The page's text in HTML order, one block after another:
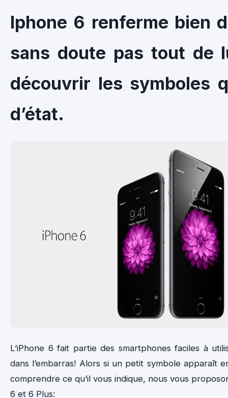
Iphone 6 renferme bien
sans doute pas tout de
découvrir les symboles
d’état.
L’iPhone 6 fait partie des smartphones faciles à
dans l’embarras! Alors si un petit symbole apparaît
comprendre ce qu’il vous indique, nous vous
6 et 6 Plus: